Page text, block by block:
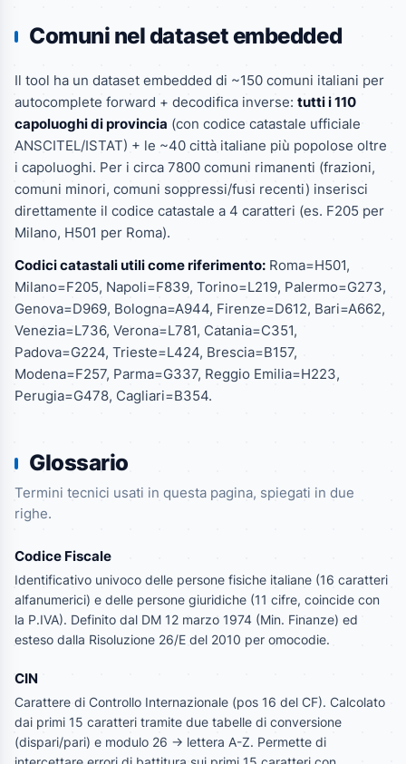
Comuni nel dataset embedded
Il tool ha un dataset embedded di ~150 comuni italiani per
autocomplete forward + decodifica inverse: tutti i 110
capoluoghi di provincia (con codice catastale ufficiale
ANSCITEL/ISTAT) + le ~40 città italiane più popolose oltre
i capoluoghi. Per i circa 7800 comuni rimanenti (frazioni,
comuni minori, comuni soppressi/fusi recenti) inserisci
direttamente il codice catastale a 4 caratteri (es. F205 per
Milano, H501 per Roma).
Codici catastali utili come riferimento: Roma=H501,
Milano=F205, Napoli=F839, Torino=L219, Palermo=G273,
Genova=D969, Bologna=A944, Firenze=D612, Bari=A662,
Venezia=L736, Verona=L781, Catania=C351,
Padova=G224, Trieste=L424, Brescia=B157,
Modena=F257, Parma=G337, Reggio Emilia=H223,
Perugia=G478, Cagliari=B354.
Glossario
Termini tecnici usati in questa pagina, spiegati in due
righe.
Codice Fiscale
Identificativo univoco delle persone fisiche italiane (16 caratteri
alfanumerici) e delle persone giuridiche (11 cifre, coincide con
la P.IVA). Definito dal DM 12 marzo 1974 (Min. Finanze) ed
esteso dalla Risoluzione 26/E del 2010 per omocodie.
CIN
Carattere di Controllo Internazionale (pos 16 del CF). Calcolato
dai primi 15 caratteri tramite due tabelle di conversione
(dispari/pari) e modulo 26 -> lettera A-Z. Permette di